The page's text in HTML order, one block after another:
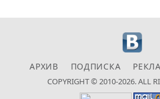
АРХИВ ПОДПИСКА
COPYRIGHT © 2010-2026. ALL